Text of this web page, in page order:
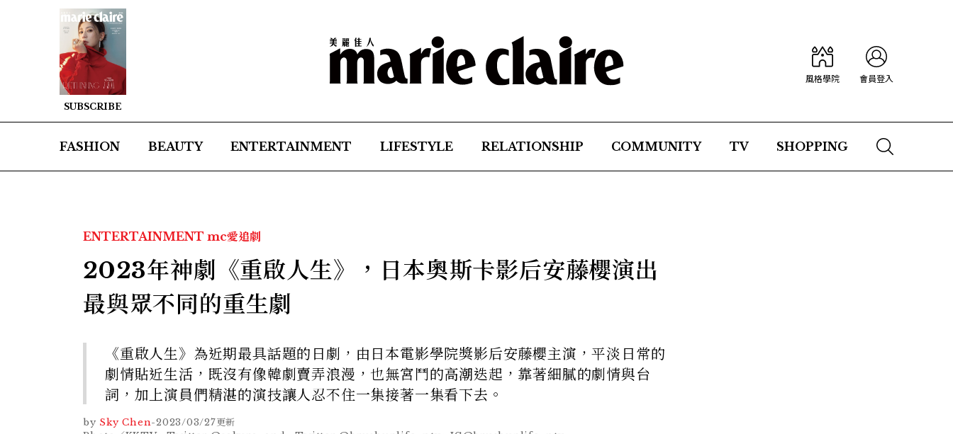
SUBSCRIBE
風格學院 會員登入
FASHION BEAUTY ENTERTAINMENT LIFESTYLE RELATIONSHIP COMMUNITY TV SHOPPING
ENTERTAINMENT mc愛追劇
2023年神劇《重啟人生》，日本奧斯卡影后安藤櫻演出
最與眾不同的重生劇
《重啟人生》為近期最具話題的日劇，由日本電影學院獎影后安藤櫻主演，平淡日常的
劇情貼近生活，既沒有像韓劇賣弄浪漫，也無宮鬥的高潮迭起，靠著細膩的劇情與台
詞，加上演員們精湛的演技讓人忍不住一集接著一集看下去。
by Sky Chen-2023/03/27更新